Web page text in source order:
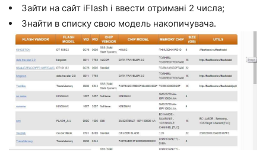
Зайти на сайт iFlash і ввести отримані 2 числа;
Знайти в списку свою модель накопичувача.